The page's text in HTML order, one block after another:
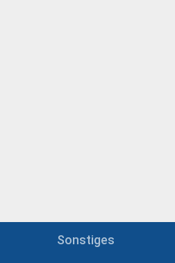
Sonstiges